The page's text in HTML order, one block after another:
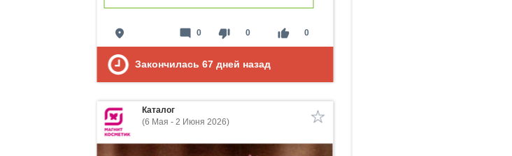
place thumb_down 0 thumb_up 0
mode_comment 0
Закончилась 67 дней назад
Каталог
(6 Мая - 2 Июня 2026)